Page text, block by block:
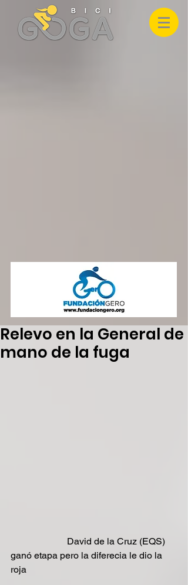
Relevo en la General de
mano de la fuga
ganó etapa pero la diferecia le dio la
roja